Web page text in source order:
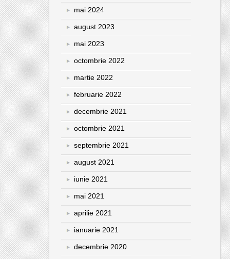
mai 2024
august 2023
mai 2023
octombrie 2022
martie 2022
februarie 2022
decembrie 2021
octombrie 2021
septembrie 2021
august 2021
iunie 2021
mai 2021
aprilie 2021
ianuarie 2021
decembrie 2020